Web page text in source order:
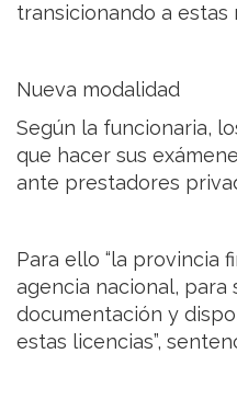
transicionando a estas
Nueva modalidad
Según la funcionaria,
que hacer sus
ante prestadores
Para ello “la provincia
agencia nacional,
documentación y
estas licencias”,